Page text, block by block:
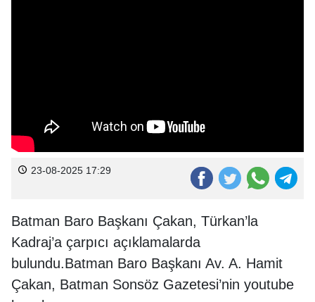
23-08-2025 17:29
Batman Baro Başkanı Çakan, Türkan’la
Kadraj’a çarpıcı açıklamalarda
bulundu.Batman Baro Başkanı Av. A. Hamit
Çakan, Batman Sonsöz Gazetesi’nin youtube